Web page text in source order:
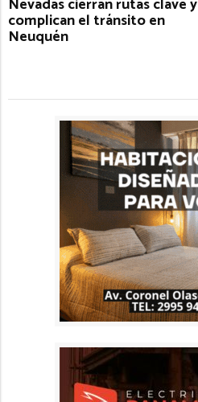
complican el tránsito en
Neuquén